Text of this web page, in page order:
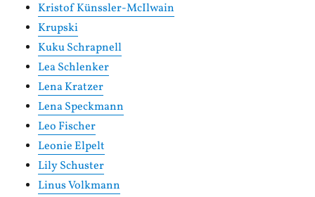
Kristof Künssler-McIlwain
Krupski
Kuku Schrapnell
Lea Schlenker
Lena Kratzer
Lena Speckmann
Leo Fischer
Leonie Elpelt
Lily Schuster
Linus Volkmann